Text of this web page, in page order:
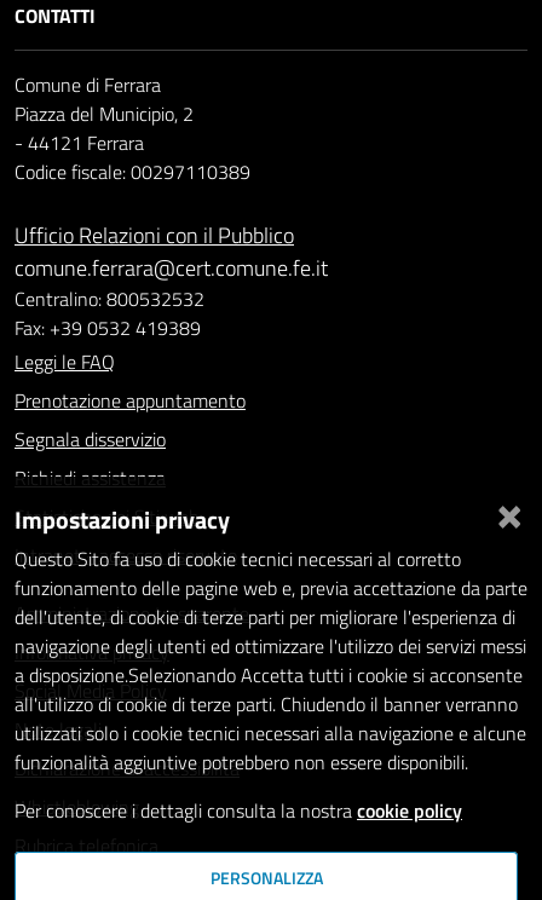
CONTATTI
Comune di Ferrara
Piazza del Municipio, 2
- 44121 Ferrara
Codice fiscale: 00297110389
Ufficio Relazioni con il Pubblico
comune.ferrara@cert.comune.fe.it
Centralino: 800532532
Fax: +39 0532 419389
Leggi le FAQ
Prenotazione appuntamento
Segnala disservizio
Richiedi assistenza
Statistiche dei Siti web
Intranet - accesso riservato
Amministrazione trasparente
Informativa privacy
Social Media Policy
Note legali
Dichiarazione di accessibilità
Whistleblowing
Rubrica telefonica
×
Impostazioni privacy
Questo Sito fa uso di cookie tecnici necessari al corretto
funzionamento delle pagine web e, previa accettazione da parte
dell'utente, di cookie di terze parti per migliorare l'esperienza di
navigazione degli utenti ed ottimizzare l'utilizzo dei servizi messi
a disposizione.Selezionando Accetta tutti i cookie si acconsente
all'utilizzo di cookie di terze parti. Chiudendo il banner verranno
utilizzati solo i cookie tecnici necessari alla navigazione e alcune
funzionalità aggiuntive potrebbero non essere disponibili.
Per conoscere i dettagli consulta la nostracookie policy
PERSONALIZZA